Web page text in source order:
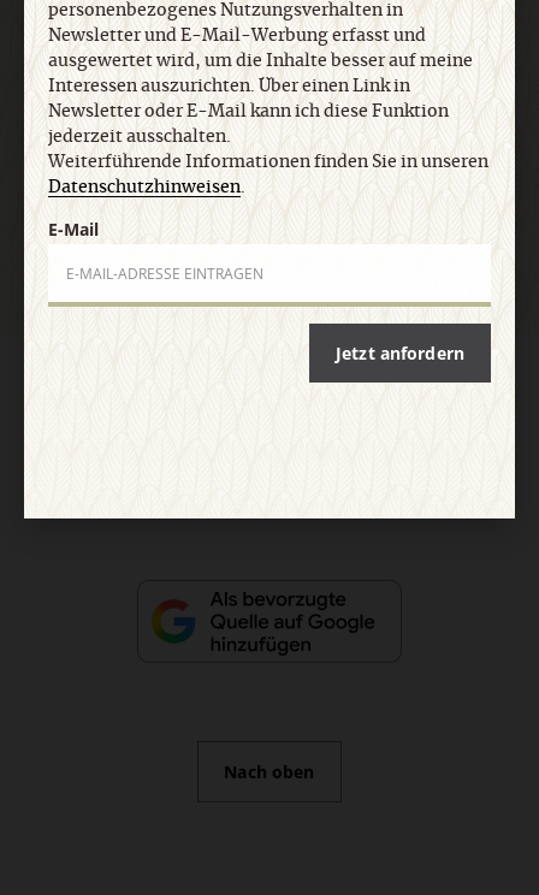
E-Mail
Datenschutz
Barrierefreiheit
Nach oben
personenbezogenes Nutzungsverhalten in
Newsletter und E-Mail-Werbung erfasst und
ausgewertet wird, um die Inhalte besser auf meine
Interessen auszurichten. Über einen Link in
Newsletter oder E-Mail kann ich diese Funktion
jederzeit ausschalten.
Weiterführende Informationen finden Sie in unseren
Datenschutzhinweisen.
E-Mail
Jetzt anfordern